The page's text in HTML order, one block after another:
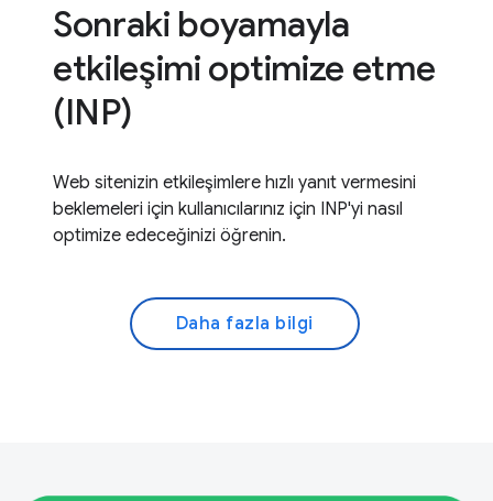
Sonraki boyamayla
etkileşimi optimize etme
(INP)
Web sitenizin etkileşimlere hızlı yanıt vermesini
beklemeleri için kullanıcılarınız için INP'yi nasıl
optimize edeceğinizi öğrenin.
Daha fazla bilgi